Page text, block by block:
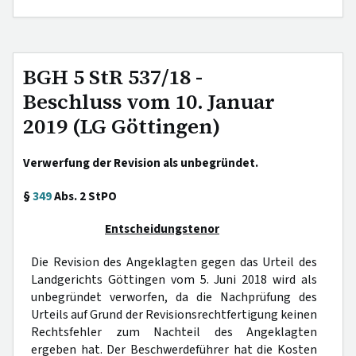
BGH 5 StR 537/18 -
Beschluss vom 10. Januar
2019 (LG Göttingen)
Verwerfung der Revision als unbegründet.
§349Abs. 2 StPO
Entscheidungstenor
Die Revision des Angeklagten gegen das Urteil des
Landgerichts Göttingen vom 5. Juni 2018 wird als
unbegründet verworfen, da die Nachprüfung des
Urteils auf Grund der Revisionsrechtfertigung keinen
Rechtsfehler zum Nachteil des Angeklagten
ergeben hat. Der Beschwerdeführer hat die Kosten